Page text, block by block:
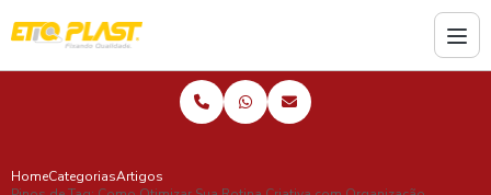
HomeCategoriasArtigos